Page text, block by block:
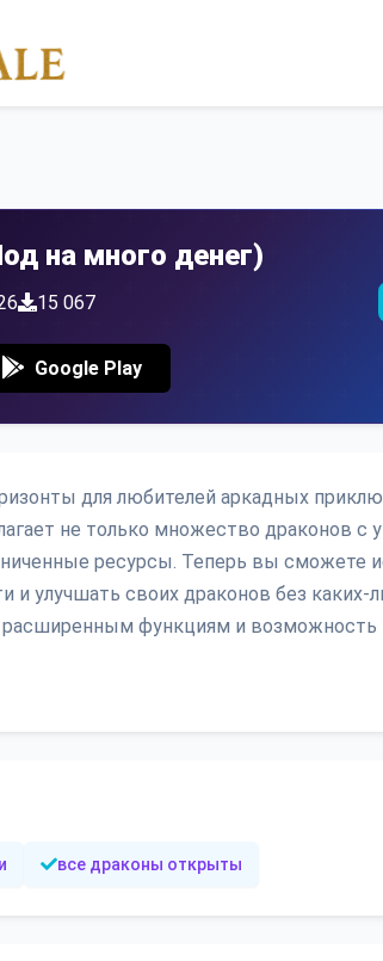
на много денег)
15 067
Google Play
для любителей аркадных
не только множество драконов с
ресурсы. Теперь вы сможете
и улучшать своих драконов без каких-
расширенным функциям и возможность
все драконы открыты